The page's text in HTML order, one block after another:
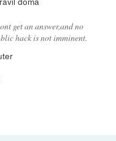
get an answer,and no
hack is not imminent.